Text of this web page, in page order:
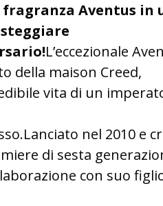
fragranza Aventus in
L’eccezionale
della maison Creed,
vita di un
nel 2010 e
di sesta
con suo